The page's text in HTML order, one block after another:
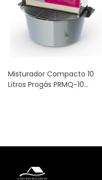
Misturador Compacto 10
Litros Progás PRMQ-10